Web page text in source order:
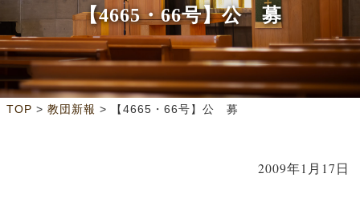
【4665・66号】公 募
TOP > 教団新報 > 【4665・66号】公 募
2009年1月17日